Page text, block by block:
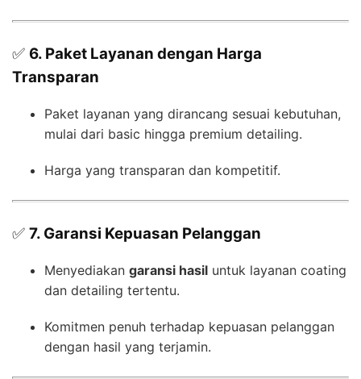
✅ 6. Paket Layanan dengan Harga
Transparan
Paket layanan yang dirancang sesuai kebutuhan,
mulai dari basic hingga premium detailing.
Harga yang transparan dan kompetitif.
✅ 7. Garansi Kepuasan Pelanggan
Menyediakan garansi hasil untuk layanan coating
dan detailing tertentu.
Komitmen penuh terhadap kepuasan pelanggan
dengan hasil yang terjamin.